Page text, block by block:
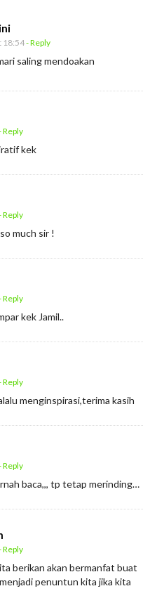
18:54- Reply
saling mendoakan
Reply
kek
Reply
much sir !
Reply
kek Jamil..
Reply
menginspirasi,terima kasih
Reply
baca,,, tp tetap merinding…
Reply
berikan akan bermanfat buat
penuntun kita jika kita